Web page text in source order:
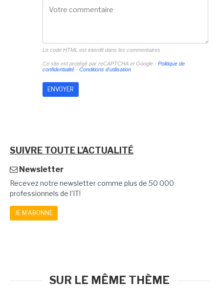
Le code HTML est interdit dans les commentaires
Ce site est protégé par reCAPTCHA et Google - Politique de
confidentialité- Conditions d'utilisation
SUIVRE TOUTE L'ACTUALITÉ
Newsletter
Recevez notre newsletter comme plus de 50 000
professionnels de l'IT!
JE M'ABONNE
SUR LE MÊME THÈME